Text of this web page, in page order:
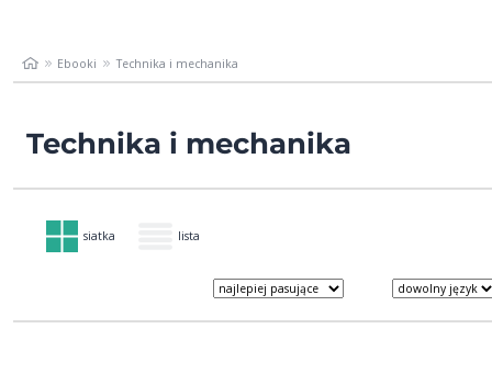
Ebooki Technika i mechanika
Technika i mechanika
siatka lista